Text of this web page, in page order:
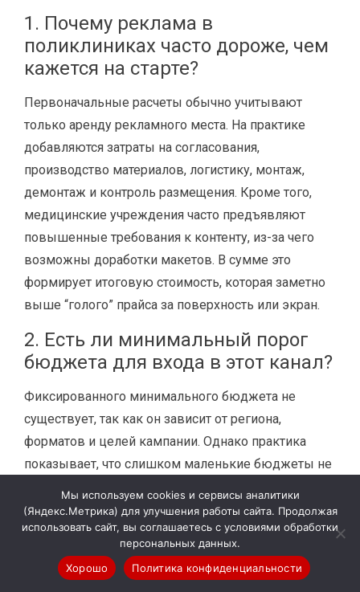
1. Почему реклама в
поликлиниках часто дороже, чем
кажется на старте?
Первоначальные расчеты обычно учитывают
только аренду рекламного места. На практике
добавляются затраты на согласования,
производство материалов, логистику, монтаж,
демонтаж и контроль размещения. Кроме того,
медицинские учреждения часто предъявляют
повышенные требования к контенту, из-за чего
возможны доработки макетов. В сумме это
формирует итоговую стоимость, которая заметно
выше “голого” прайса за поверхность или экран.
2. Есть ли минимальный порог
бюджета для входа в этот канал?
Фиксированного минимального бюджета не
существует, так как он зависит от региона,
форматов и целей кампании. Однако практика
показывает, что слишком маленькие бюджеты не
результате реклама формально размещена, но не
дает ощутимого эффекта. Поэтому разумнее сразу
закладывать бюджет, который позволит хотя бы в
нескольких объектах быть видимыми стабильно.
Мы используем cookies и сервисы аналитики
(Яндекс.Метрика) для улучшения работы сайта. Продолжая
использовать сайт, вы соглашаетесь с условиями обработки
персональных данных.
Хорошо
Политика конфиденциальности